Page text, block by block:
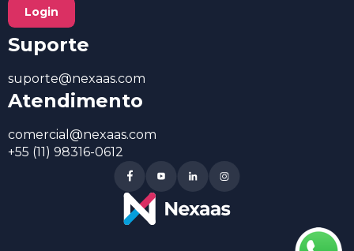
Login
Suporte
suporte@nexaas.com
Atendimento
comercial@nexaas.com
+55 (11) 98316-0612